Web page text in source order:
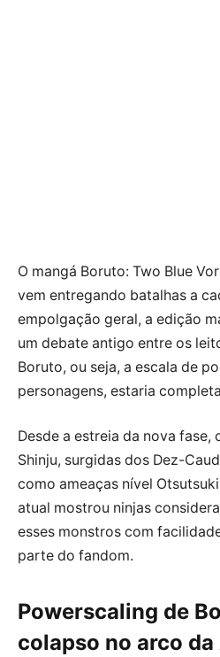
O mangá Boruto: Two Blue
vem entregando batalhas a
empolgação geral, a edição
um debate antigo entre os
Boruto, ou seja, a escala de
personagens, estaria
Desde a estreia da nova fase,
Shinju, surgidas dos Dez-
como ameaças nível
atual mostrou ninjas
esses monstros com
parte do fandom.
Powerscaling de
colapso no arco